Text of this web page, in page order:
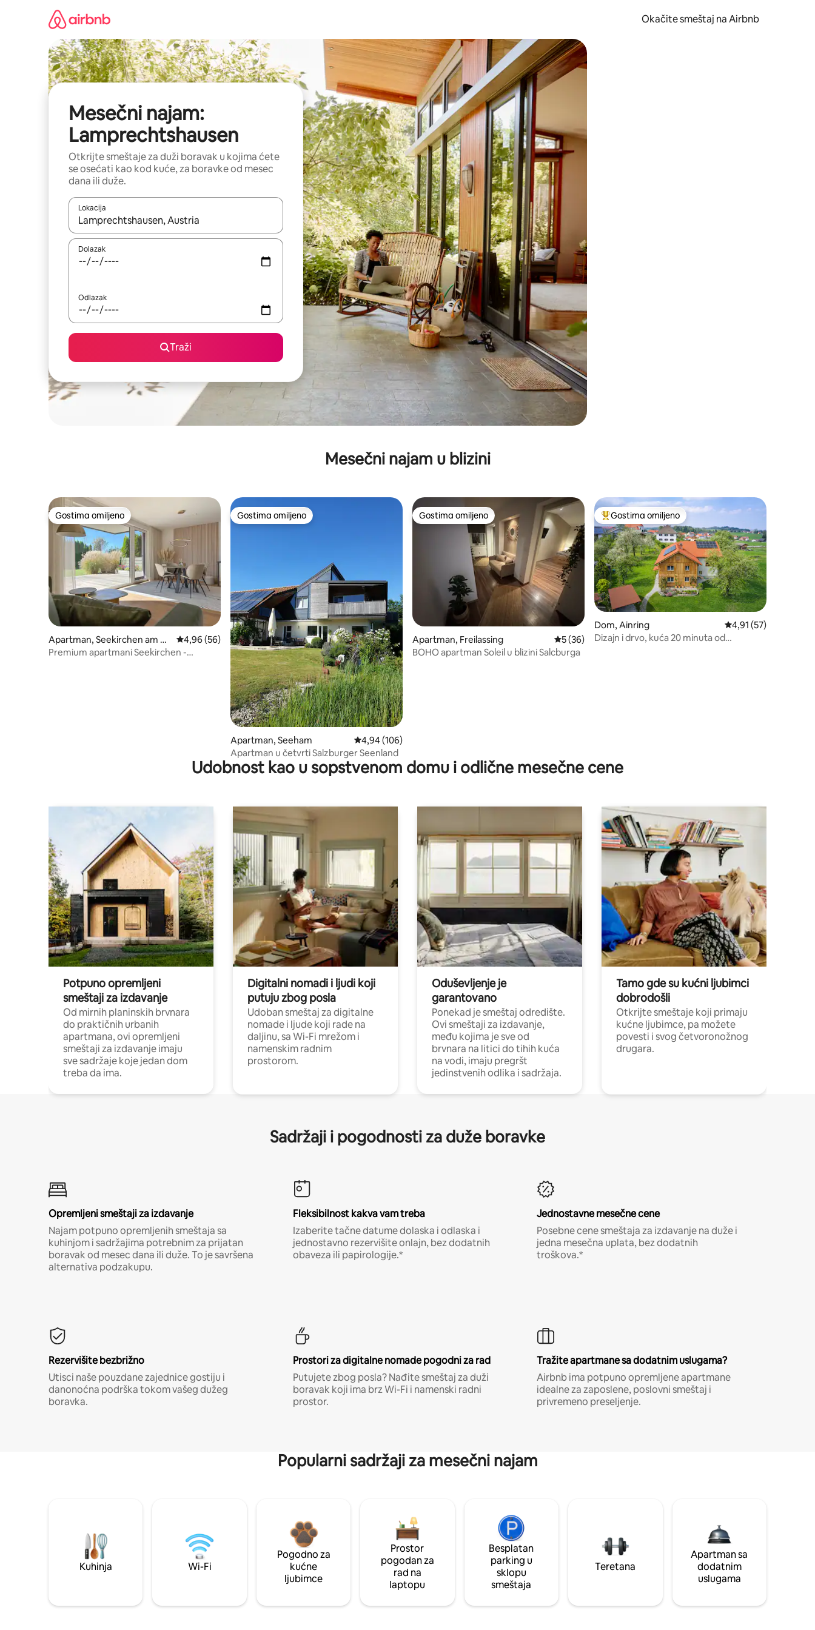
Okačite smeštaj na Airbnb
Mesečni najam:
Lamprechtshausen
Otkrijte smeštaje za duži boravak u kojima ćete
se osećati kao kod kuće, za boravke od mesec
dana ili duže.
Lokacija
Kad su rezultati dostupni, možete da se krećete kroz njih pomoću strelica nagore i nadole, kao i da ih istražujte dodirom ili prevlačenjem.
Dolazak
Odlazak
Traži
Mesečni najam u blizini
Gostima omiljeno
Gostima omiljeno
Apartman, Seekirchen am W
allersee
Prosečna ocena 4,96 od 5, utisaka: 56
4,96 (56)
Premium apartmani Seekirchen -
Gostima omiljeno
Gostima omiljeno
Apartman, Seeham Prosečna ocena 4,94 od 5, utisaka: 106
4,94 (106)
Apartman u četvrti Salzburger Seenland
Gostima omiljeno
Gostima omiljeno
Apartman, Freilassing Prosečna ocena 5 od 5, utisaka: 36
5 (36)
BOHO apartman Soleil u blizini Salcburga
Najuspešniji među gostima omiljenim
Gostima omiljeno
Dom, Ainring Prosečna ocena 4,91
4,91 (57)
Dizajn i drvo, kuća 20 minuta od
Udobnost kao u sopstvenom domu i odlične mesečne cene
Potpuno opremljeni
smeštaji za izdavanje
Od mirnih planinskih brvnara
do praktičnih urbanih
apartmana, ovi opremljeni
smeštaji za izdavanje imaju
sve sadržaje koje jedan dom
treba da ima.
Digitalni nomadi i ljudi koji
putuju zbog posla
Udoban smeštaj za digitalne
nomade i ljude koji rade na
daljinu, sa Wi-Fi mrežom i
namenskim radnim
prostorom.
Oduševljenje je
garantovano
Ponekad je smeštaj odredište.
Ovi smeštaji za izdavanje,
među kojima je sve od
brvnara na litici do tihih kuća
na vodi, imaju pregršt
jedinstvenih odlika i sadržaja.
Tamo gde su kućni ljubimci
dobrodošli
Otkrijte smeštaje koji primaju
kućne ljubimce, pa možete
povesti i svog četvoronožnog
drugara.
Sadržaji i pogodnosti za duže boravke
Opremljeni smeštaji za izdavanje
Najam potpuno opremljenih smeštaja sa
kuhinjom i sadržajima potrebnim za prijatan
boravak od mesec dana ili duže. To je savršena
alternativa podzakupu.
Fleksibilnost kakva vam treba
Izaberite tačne datume dolaska i odlaska i
jednostavno rezervišite onlajn, bez dodatnih
obaveza ili papirologije.*
Jednostavne mesečne cene
Posebne cene smeštaja za izdavanje na duže i
jedna mesečna uplata, bez dodatnih
troškova.*
Rezervišite bezbrižno
Utisci naše pouzdane zajednice gostiju i
danonoćna podrška tokom vašeg dužeg
boravka.
Prostori za digitalne nomade pogodni za rad
Putujete zbog posla? Nađite smeštaj za duži
boravak koji ima brz Wi-Fi i namenski radni
prostor.
Tražite apartmane sa dodatnim uslugama?
Airbnb ima potpuno opremljene apartmane
idealne za zaposlene, poslovni smeštaj i
privremeno preseljenje.
Popularni sadržaji za mesečni najam
Kuhinja Wi-Fi
Pogodno za
kućne
ljubimce
Prostor
pogodan za
rad na
laptopu
Besplatan
parking u
sklopu
smeštaja
Teretana
Apartman sa
dodatnim
uslugama